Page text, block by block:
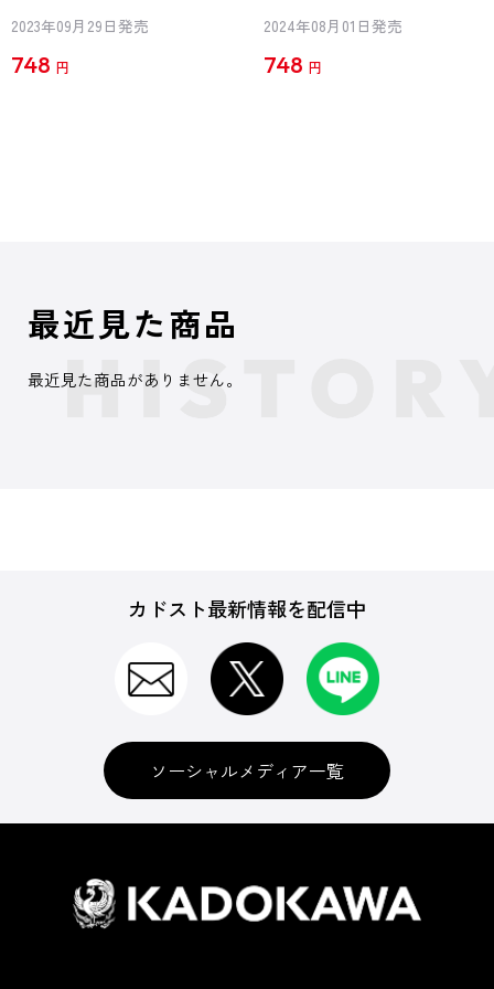
2023年09月29日発売
748 円
2024年08月01日発売
748 円
最近見た商品
最近見た商品がありません。
カドスト最新情報を配信中
ソーシャルメディア一覧